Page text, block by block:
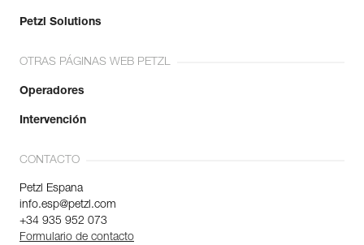
Petzl Solutions
OTRAS PÁGINAS WEB PETZL
Operadores
Intervención
CONTACTO
Petzl Espana
info.esp@petzl.com
+34 935 952 073
Formulario de contacto